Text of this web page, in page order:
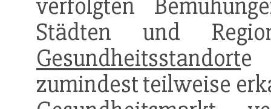
verfolgten
Städten und
Gesundheitsstandorte
zumindest teilweise